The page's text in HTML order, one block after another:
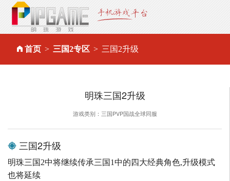
首页 三国2专区 三国2升级
明珠三国2升级
游戏类别：三国PVP国战全球同服
三国2升级
明珠三国2中将继续传承三国1中的四大经典角色,升级模式
也将延续